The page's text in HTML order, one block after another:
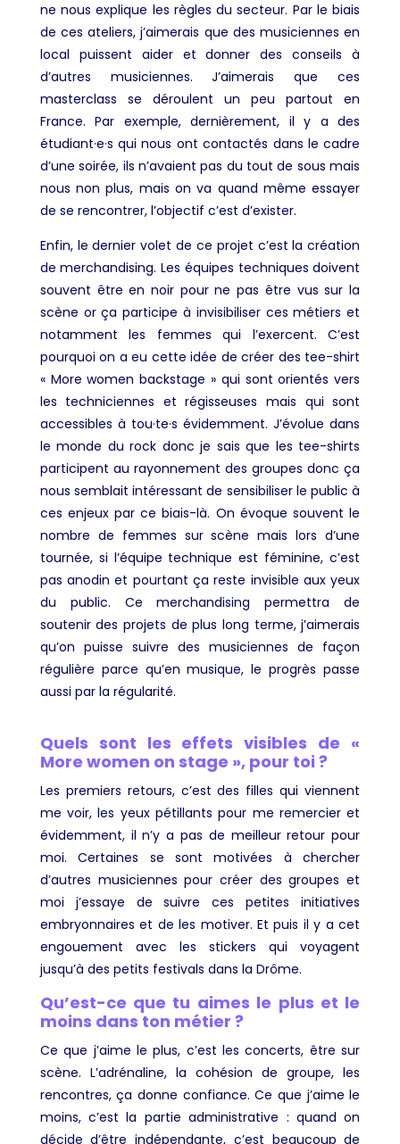
ne nous explique les règles du secteur. Par le biais
de ces ateliers, j’aimerais que des musiciennes en
local puissent aider et donner des conseils à
d’autres musiciennes. J’aimerais que ces
masterclass se déroulent un peu partout en
France. Par exemple, dernièrement, il y a des
étudiant·e·s qui nous ont contactés dans le cadre
d’une soirée, ils n’avaient pas du tout de sous mais
nous non plus, mais on va quand même essayer
de se rencontrer, l’objectif c’est d’exister.
Enfin, le dernier volet de ce projet c’est la création
de merchandising. Les équipes techniques doivent
souvent être en noir pour ne pas être vus sur la
scène or ça participe à invisibiliser ces métiers et
notamment les femmes qui l’exercent. C’est
pourquoi on a eu cette idée de créer des tee-shirt
« More women backstage » qui sont orientés vers
les techniciennes et régisseuses mais qui sont
accessibles à tou·te·s évidemment. J’évolue dans
le monde du rock donc je sais que les tee-shirts
participent au rayonnement des groupes donc ça
nous semblait intéressant de sensibiliser le public à
ces enjeux par ce biais-là. On évoque souvent le
nombre de femmes sur scène mais lors d’une
tournée, si l’équipe technique est féminine, c’est
pas anodin et pourtant ça reste invisible aux yeux
du public. Ce merchandising permettra de
soutenir des projets de plus long terme, j’aimerais
qu’on puisse suivre des musiciennes de façon
régulière parce qu’en musique, le progrès passe
aussi par la régularité.
Quels sont les effets visibles de «
More women on stage », pour toi ?
Les premiers retours, c’est des filles qui viennent
me voir, les yeux pétillants pour me remercier et
évidemment, il n’y a pas de meilleur retour pour
moi. Certaines se sont motivées à chercher
d’autres musiciennes pour créer des groupes et
moi j’essaye de suivre ces petites initiatives
embryonnaires et de les motiver. Et puis il y a cet
engouement avec les stickers qui voyagent
jusqu’à des petits festivals dans la Drôme.
Qu’est-ce que tu aimes le plus et le
moins dans ton métier ?
Ce que j’aime le plus, c’est les concerts, être sur
scène. L’adrénaline, la cohésion de groupe, les
rencontres, ça donne confiance. Ce que j’aime le
moins, c’est la partie administrative : quand on
décide d’être indépendante, c’est beaucoup de